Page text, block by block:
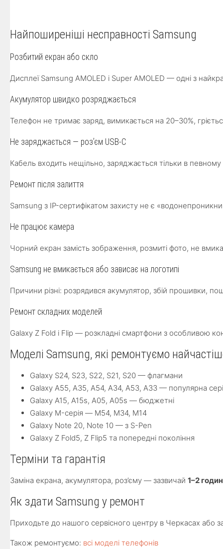
Найпоширеніші несправності Samsung
Розбитий екран або скло
Дисплеї Samsung AMOLED і Super AMOLED — одні з
Акумулятор швидко розряджається
Телефон не тримає заряд, вимикається на 20–30%,
Не заряджається — роз’єм USB-C
Кабель входить нещільно, заряджається тільки в
Ремонт після залиття
Samsung з IP-сертифікатом захисту не є
Не працює камера
Чорний екран замість зображення, розмиті фото, не
Samsung не вмикається або зависає на логотипі
Причини різні: розрядився акумулятор, збій прошивки,
Ремонт складних моделей
Galaxy Z Fold і Flip — розкладні смартфони з особливою
Моделі Samsung, які ремонтуємо
Galaxy S24, S23, S22, S21, S20 — флагмани
Galaxy A55, A35, A54, A34, A53, A33 — популярна
Galaxy A15, A15s, A05, A05s — бюджетні
Galaxy M-серія — M54, M34, M14
Galaxy Note 20, Note 10 — з S-Pen
Galaxy Z Fold5, Z Flip5 та попередні покоління
Терміни та гарантія
Заміна екрана, акумулятора, роз’єму — зазвичай 1–2
Як здати Samsung у ремонт
Приходьте до нашого сервісного центру в Черкасах або
Також ремонтуємо: всі моделі телефонів